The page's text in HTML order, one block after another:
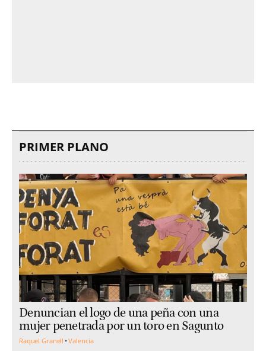
PRIMER PLANO
Denuncian el logo de una peña con una
mujer penetrada por un toro en Sagunto
Raquel Granell Valencia